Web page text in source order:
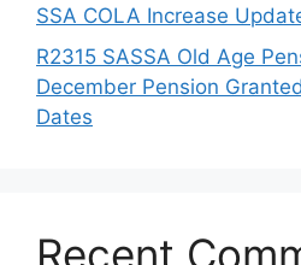
SSA COLA Increase
R2315 SASSA Old Age
December Pension
Dates
Recent